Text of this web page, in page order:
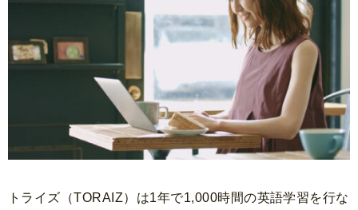
トライズ（TORAIZ）は1年で1,000時間の英語学習を行な